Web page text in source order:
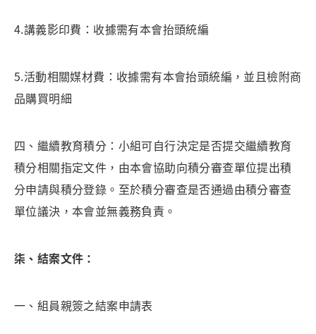
4.講義影印費：收據需有本會抬頭統編
5.活動相關媒材費：收據需有本會抬頭統編，並且檢附商
品購買明細
四、繼續教育積分：小組可自行決定是否提交繼續教育
積分相關指定文件，由本會協助向積分審查單位提出積
分申請與積分登錄。至於積分審查是否通過由積分審查
單位議決，本會並無義務負責。
柒、結案文件：
一、組員親簽之結案申請表